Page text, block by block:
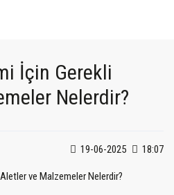
İçin Gerekli
Nelerdir?
19-06-2025 18:07